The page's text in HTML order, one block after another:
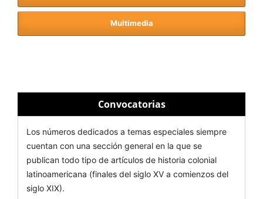
Multimedia
Convocatorias
Los números dedicados a temas especiales siempre
cuentan con una sección general en la que se
publican todo tipo de artículos de historia colonial
latinoamericana (finales del siglo XV a comienzos del
siglo XIX).